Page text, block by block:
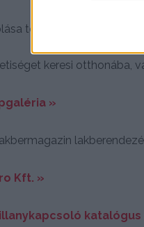
több legyen , mint
keresi otthonába,
»
Kft. »
katalógus